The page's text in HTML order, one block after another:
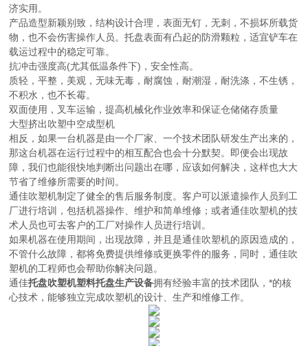
济实用。
产品造型新颖别致，结构设计合理，表面无钉，无刺，不损坏所载货
物，也不会伤害操作人员。托盘表面有凸起的防滑颗粒，适宜铲车在
载运过程中的稳定可靠。
抗冲击强度高(尤其低温条件下)，安全性高。
质轻，平整，美观，无味无毒，耐腐蚀，耐潮湿，耐洗涤，不生锈，
不积水，也不长霉。
双面使用，叉车运输，提高机械化作业效率和保证仓储储存质量
大型挤出吹塑中空成型机
相反，如果一台机器是由一个厂家、一个技术团队研发生产出来的，
那这台机器在运行过程中的相互配合也会十分默契。即便会出现故
障，我们也能很快地判断出问题出在哪，应该如何解决，这样也大大
节省了维修所需要的时间。
通佳吹塑机制定了健全的售后服务制度。客户可以派遣操作人员到工
厂进行培训，包括机器操作、维护和简单维修；或者通佳吹塑机的技
术人员也可去客户的工厂对操作人员进行培训。
如果机器在使用期间，出现故障，并且是通佳吹塑机的原因造成的，
不管什么故障，都将免费提供维修或更换零件的服务，同时，通佳吹
塑机的工程师也会帮助你解决问题。
通佳托盘吹塑机塑料托盘生产设备拥有经验丰富的技术团队，*的核
心技术，能够独立完成吹塑机的设计、生产和维修工作。